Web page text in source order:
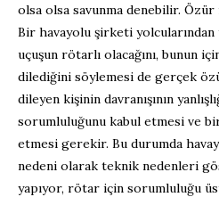
olsa olsa savunma denebilir. Özür
Bir havayolu şirketi
uçuşun rötarlı olacağını, bunun
dilediğini söylemesi de gerçek
dileyen kişinin davranışının
sorumluluğunu kabul etmesi ve
etmesi gerekir. Bu durumda
nedeni olarak teknik nedenleri
yapıyor, rötar için sorumluluğu